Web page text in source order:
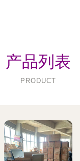
产品列表
PRODUCT